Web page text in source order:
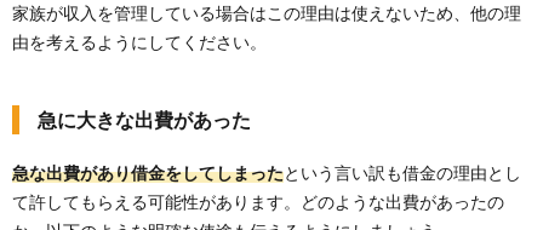
家族が収入を管理している場合はこの理由は使えないため、他の理
由を考えるようにしてください。
急に大きな出費があった
急な出費があり借金をしてしまったという言い訳も借金の理由とし
て許してもらえる可能性があります。どのような出費があったの